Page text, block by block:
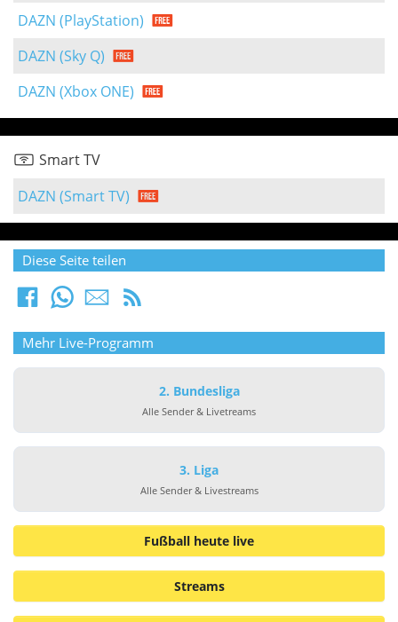
DAZN (PlayStation)
DAZN (Sky Q)
DAZN (Xbox ONE)
Smart TV
DAZN (Smart TV)
Diese Seite teilen
Mehr Live-Programm
2. Bundesliga
Alle Sender & Livetreams
3. Liga
Alle Sender & Livestreams
Fußball heute live
Streams